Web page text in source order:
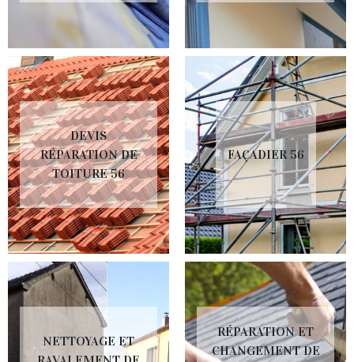
DEVIS
RÉPARATION DE
TOITURE 56
FAÇADIER 56
NETTOYAGE ET
RÉPARATION ET
CHANGEMENT DE